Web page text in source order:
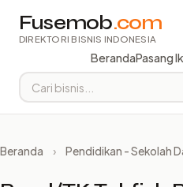
Fusemob.com
DIREKTORI BISNIS INDONESIA
BerandaPasang
Beranda › Pendidikan - Sekolah